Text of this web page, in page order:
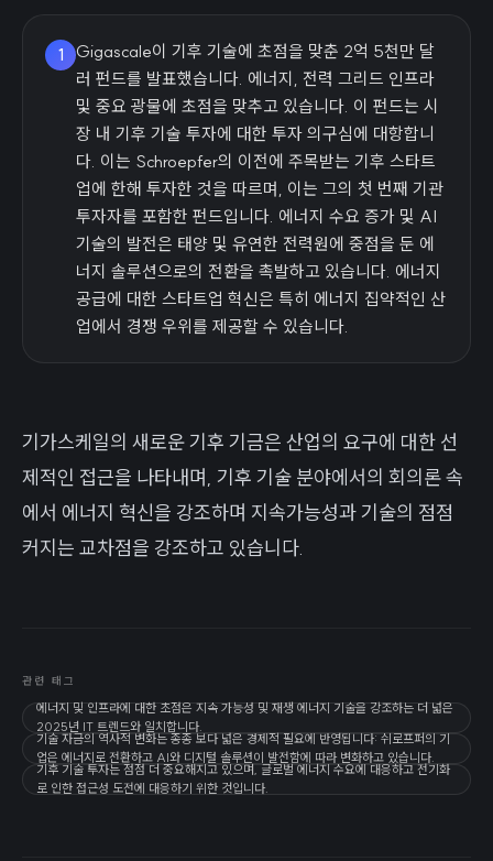
1
Gigascale이 기후 기술에 초점을 맞춘 2억 5천만 달
러 펀드를 발표했습니다. 에너지, 전력 그리드 인프라
및 중요 광물에 초점을 맞추고 있습니다. 이 펀드는 시
장 내 기후 기술 투자에 대한 투자 의구심에 대항합니
다. 이는 Schroepfer의 이전에 주목받는 기후 스타트
업에 한해 투자한 것을 따르며, 이는 그의 첫 번째 기관
투자자를 포함한 펀드입니다. 에너지 수요 증가 및 AI
기술의 발전은 태양 및 유연한 전력원에 중점을 둔 에
너지 솔루션으로의 전환을 촉발하고 있습니다. 에너지
공급에 대한 스타트업 혁신은 특히 에너지 집약적인 산
업에서 경쟁 우위를 제공할 수 있습니다.
기가스케일의 새로운 기후 기금은 산업의 요구에 대한 선
제적인 접근을 나타내며, 기후 기술 분야에서의 회의론 속
에서 에너지 혁신을 강조하며 지속가능성과 기술의 점점
커지는 교차점을 강조하고 있습니다.
관련 태그
에너지 및 인프라에 대한 초점은 지속 가능성 및 재생 에너지 기술을 강조하는 더 넓은
2025년 IT 트렌드와 일치합니다.
기술 자금의 역사적 변화는 종종 보다 넓은 경제적 필요에 반영됩니다: 쉬로프퍼의 기
업은 에너지로 전환하고 AI와 디지털 솔루션이 발전함에 따라 변화하고 있습니다.
기후 기술 투자는 점점 더 중요해지고 있으며, 글로벌 에너지 수요에 대응하고 전기화
로 인한 접근성 도전에 대응하기 위한 것입니다.